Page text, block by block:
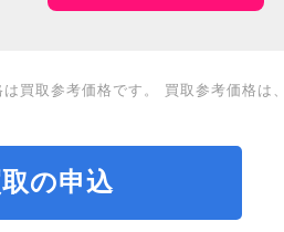
買取参考価格です。 買取参考価格は
の申込